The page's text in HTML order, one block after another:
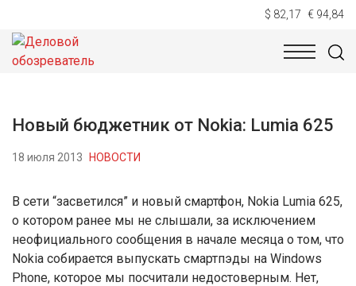
$ 82,17 € 94,84
НОВОСТИ
Новый бюджетник от Nokia: Lumia 625
18 июля 2013 НОВОСТИ
В сети “засветился” и новый смартфон, Nokia Lumia 625,
о котором ранее мы не слышали, за исключением
неофициального сообщения в начале месяца о том, что
Nokia собирается выпускать смартпэды на Windows
Phone, которое мы посчитали недостоверным. Нет,